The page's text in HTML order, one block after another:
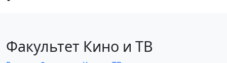
Факультет Кино и ТВ